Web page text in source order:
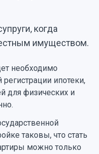
когда
имуществом.
необходимо
регистрации ипотеки,
для физических и
таковы, что стать
можно только